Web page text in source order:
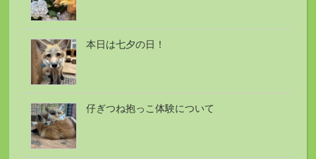
本日は七夕の日！
仔ぎつね抱っこ体験について